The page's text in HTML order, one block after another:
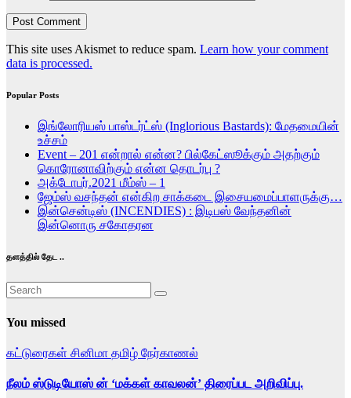
This site uses Akismet to reduce spam. Learn how your comment
data is processed.
Popular Posts
இங்லோரியஸ் பாஸ்டர்ட்ஸ் (Inglorious Bastards): மேதமையின்
உச்சம்
Event – 201 என்றால் என்ன? பில்கேட்ஸூக்கும் அதற்கும்
கொரோனாவிற்கும் என்ன தொடர்பு ?
அக்டோபர்.2021 மீம்ஸ் – 1
ஜேம்ஸ் வசந்தன் என்கிற சாக்கடை இசையமைப்பாளருக்கு…
இன்சென்டிஸ் (INCENDIES) : இடிபஸ் வேந்தனின்
இன்னொரு சகோதரன
தளத்தில் தேட ..
You missed
கட்டுரைகள் சினிமா தமிழ் நேர்காணல்
நீலம் ஸ்டுடியோஸ் ன் ‘மக்கள் காவலன்’ திரைப்பட அறிவிப்பு.